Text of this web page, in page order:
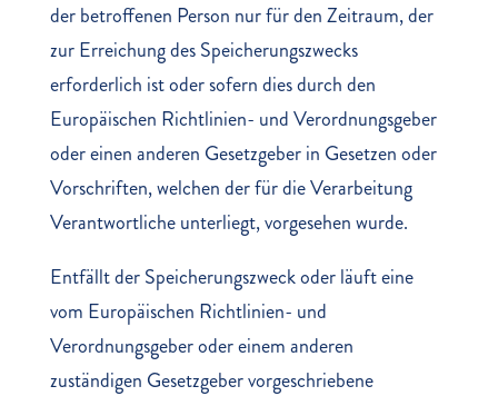
der betroffenen Person nur für den Zeitraum, der
zur Erreichung des Speicherungszwecks
erforderlich ist oder sofern dies durch den
Europäischen Richtlinien- und Verordnungsgeber
oder einen anderen Gesetzgeber in Gesetzen oder
Vorschriften, welchen der für die Verarbeitung
Verantwortliche unterliegt, vorgesehen wurde.
Entfällt der Speicherungszweck oder läuft eine
vom Europäischen Richtlinien- und
Verordnungsgeber oder einem anderen
zuständigen Gesetzgeber vorgeschriebene